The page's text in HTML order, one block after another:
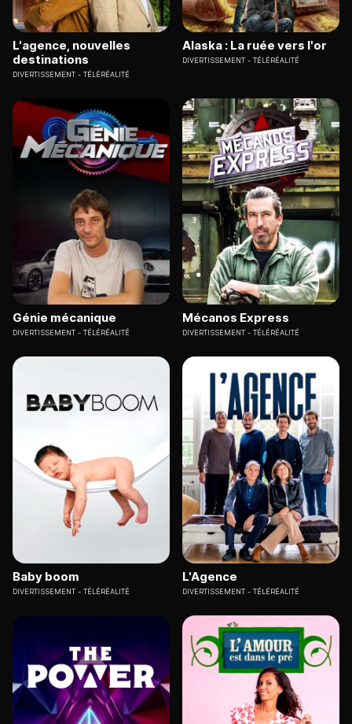
L'agence, nouvelles
destinations
DIVERTISSEMENT TÉLÉRÉALITÉ
Alaska : La ruée vers l'or
DIVERTISSEMENT TÉLÉRÉALITÉ
Génie mécanique
DIVERTISSEMENT TÉLÉRÉALITÉ
Mécanos Express
DIVERTISSEMENT TÉLÉRÉALITÉ
Baby boom
DIVERTISSEMENT TÉLÉRÉALITÉ
L'Agence
DIVERTISSEMENT TÉLÉRÉALITÉ